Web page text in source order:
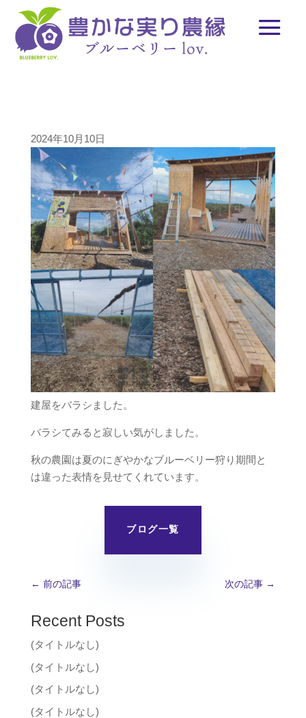
2024年10月10日
建屋をバラシました。
バラシてみると寂しい気がしました。
秋の農園は夏のにぎやかなブルーベリー狩り期間と
は違った表情を見せてくれています。
ブログ一覧
← 前の記事 次の記事 →
Recent Posts
(タイトルなし)
(タイトルなし)
(タイトルなし)
(タイトルなし)